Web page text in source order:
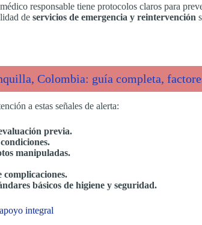
responsable tiene protocolos claros para
de servicios de emergencia y reintervención
Colombia: guía completa,
a estas señales de alerta:
previa.
manipuladas.
básicos de higiene y seguridad.
integral